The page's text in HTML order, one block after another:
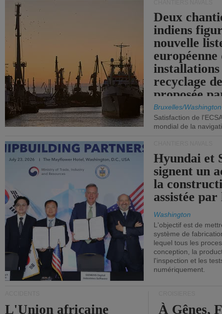
Deux
indiens
nouvelle
européenne
installations
recyclage
proposée
Bruxelles/Washington
Satisfaction de
mondial de la
Hyundai et
signent un
la
assistée
Washington
L'objectif est de
système de
lequel tous les
conception, la
l'inspection et les
numériquement.
L'Union africaine
À Gênes,